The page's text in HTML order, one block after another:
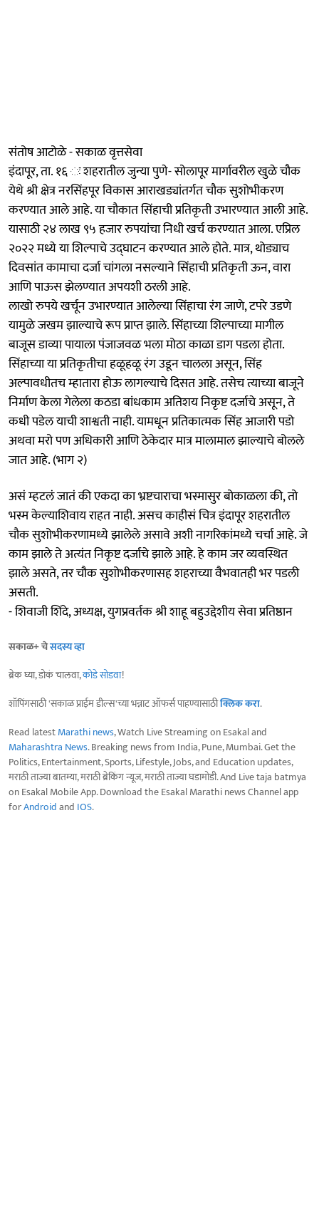
संतोष आटोळे - सकाळ वृत्तसेवा
इंदापूर, ता. १६ ः शहरातील जुन्या पुणे- सोलापूर मार्गावरील खुळे चौक
येथे श्री क्षेत्र नरसिंहपूर विकास आराखड्यांतर्गत चौक सुशोभीकरण
करण्यात आले आहे. या चौकात सिंहाची प्रतिकृती उभारण्यात आली आहे.
यासाठी २४ लाख ९५ हजार रुपयांचा निधी खर्च करण्यात आला. एप्रिल
२०२२ मध्ये या शिल्पाचे उद्‍घाटन करण्यात आले होते. मात्र, थोड्याच
दिवसांत कामाचा दर्जा चांगला नसल्याने सिंहाची प्रतिकृती ऊन, वारा
आणि पाऊस झेलण्यात अपयशी ठरली आहे.
लाखो रुपये खर्चून उभारण्यात आलेल्या सिंहाचा रंग जाणे, टपरे उडणे
यामुळे जखम झाल्याचे रूप प्राप्त झाले. सिंहाच्या शिल्पाच्या मागील
बाजूस डाव्या पायाला पंजाजवळ भला मोठा काळा डाग पडला होता.
सिंहाच्या या प्रतिकृतीचा हळूहळू रंग उडून चालला असून, सिंह
अल्पावधीतच म्हातारा होऊ लागल्याचे दिसत आहे. तसेच त्याच्या बाजूने
निर्माण केला गेलेला कठडा बांधकाम अतिशय निकृष्ट दर्जाचे असून, ते
कधी पडेल याची शाश्वती नाही. यामधून प्रतिकात्मक सिंह आजारी पडो
अथवा मरो पण अधिकारी आणि ठेकेदार मात्र मालामाल झाल्याचे बोलले
जात आहे. (भाग २)
असं म्हटलं जातं की एकदा का भ्रष्टचाराचा भस्मासुर बोकाळला की, तो
भस्म केल्याशिवाय राहत नाही. असच काहीसं चित्र इंदापूर शहरातील
चौक सुशोभीकरणामध्ये झालेले असावे अशी नागरिकांमध्ये चर्चा आहे. जे
काम झाले ते अत्यंत निकृष्ट दर्जाचे झाले आहे. हे काम जर व्यवस्थित
झाले असते, तर चौक सुशोभीकरणासह शहराच्या वैभवातही भर पडली
असती.
- शिवाजी शिंदे, अध्यक्ष, युगप्रवर्तक श्री शाहू बहुउद्देशीय सेवा प्रतिष्ठान
सकाळ+ चेसदस्य व्हा
ब्रेक घ्या, डोकं चालवा,कोडे सोडवा!
शॉपिंगसाठी 'सकाळ प्राईम डील्स'च्या भन्नाट ऑफर्स पाहण्यासाठीक्लिक करा.
Read latestMarathi news, Watch Live Streaming on Esakal and
Maharashtra News. Breaking news from India, Pune, Mumbai. Get the
Politics, Entertainment, Sports, Lifestyle, Jobs, and Education updates,
मराठी ताज्या बातम्या, मराठी ब्रेकिंग न्यूज, मराठी ताज्या घडामोडी. And Live taja batmya
on Esakal Mobile App. Download the Esakal Marathi news Channel app
forAndroidand IOS.